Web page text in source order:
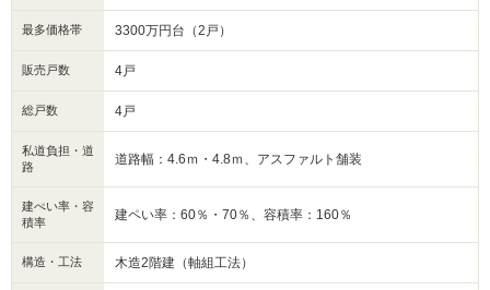
最多価格帯 3300万円台（2戸）
販売戸数 4戸
総戸数 4戸
私道負担・道
路
道路幅：4.6ｍ・4.8ｍ、アスファルト舗装
建ぺい率・容
積率
建ペい率：60％・70％、容積率：160％
構造・工法 木造2階建（軸組工法）